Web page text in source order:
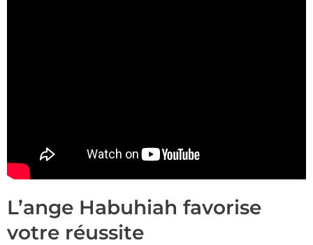
L’ange Habuhiah favorise
votre réussite